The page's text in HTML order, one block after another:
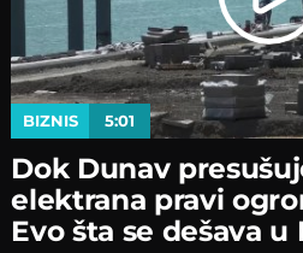
BIZNIS 5:01
Dok Dunav
elektrana pravi
Evo šta se dešava u